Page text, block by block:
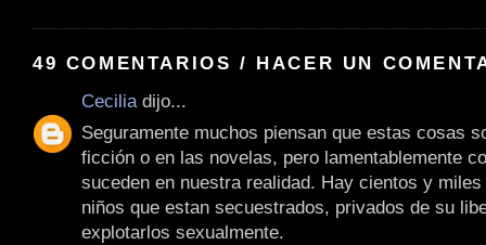
49 COMENTARIOS / HACER UN
Cecilia dijo...
Seguramente muchos piensan que estas cosas
ficción o en las novelas, pero lamentablemente
suceden en nuestra realidad. Hay cientos y
niños que estan secuestrados, privados de su
explotarlos sexualmente.